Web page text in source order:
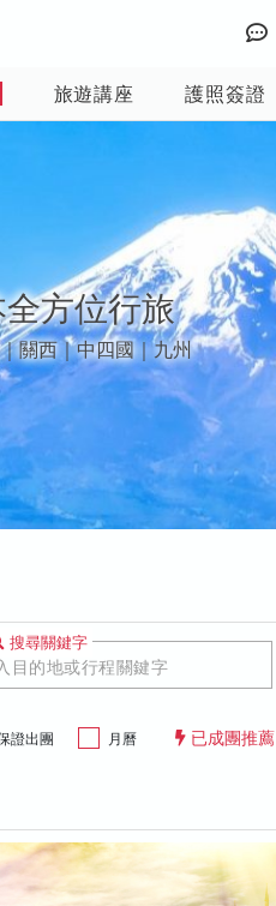
旅遊講座 護照簽證
洲
紀古堡｜峽灣
搜尋關鍵字
證出團
月曆 已成團推薦